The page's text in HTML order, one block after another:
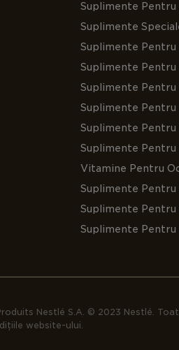
Suplimente
Suplimente
Suplimente Pentru
Suplimente
Suplimente
Suplimente Pentru
Suplimente
Suplimente
Vitamine Pentru
Suplimente
Suplimente Pentru
Suplimente
Nestlé S.A. © 2023 Nestlé.
website-ului.